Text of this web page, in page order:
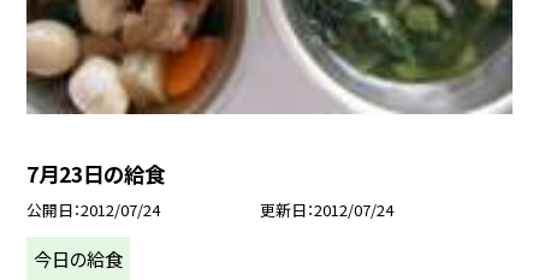
7月23日の給食
公開日 2012/07/24 更新日 2012/07/24
今日の給食